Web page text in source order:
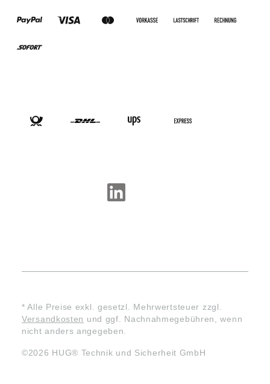
* Alle Preise exkl. gesetzl. Mehrwertsteuer zzgl.
Versandkosten und ggf. Nachnahmegebühren, wenn
nicht anders angegeben.
©2026 HUG® Technik und Sicherheit GmbH